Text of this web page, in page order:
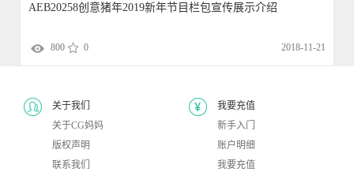
AEB20258创意猪年2019新年节目栏包宣传展示介绍
800 0 2018-11-21
关于我们
关于CG妈妈
版权声明
联系我们
我要充值
新手入门
账户明细
我要充值